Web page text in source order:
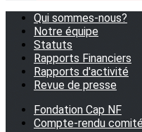
Qui sommes-nous?
Notre équipe
Statuts
Rapports Financiers
Rapports d'activité
Revue de presse
Fondation Cap NF
Compte-rendu